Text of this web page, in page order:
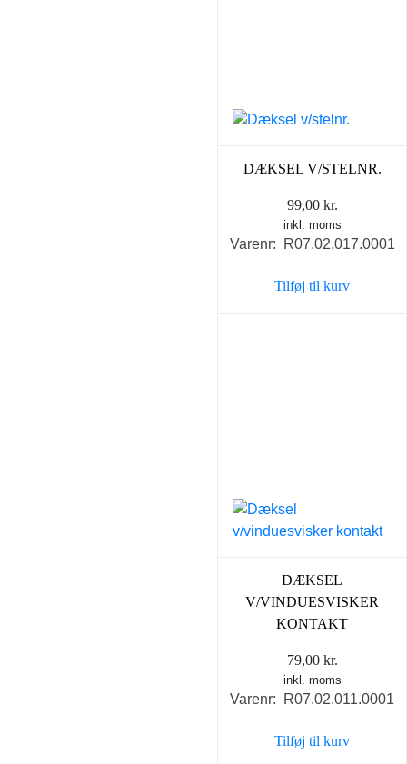
DÆKSEL V/STELNR.
99,00 kr.
inkl. moms
Varenr: R07.02.017.0001
Tilføj til kurv
DÆKSEL
V/VINDUESVISKER
KONTAKT
79,00 kr.
inkl. moms
Varenr: R07.02.011.0001
Tilføj til kurv